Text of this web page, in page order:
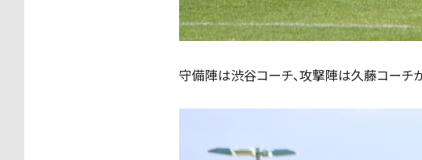
守備陣は渋谷コーチ、攻撃陣は久藤コーチ